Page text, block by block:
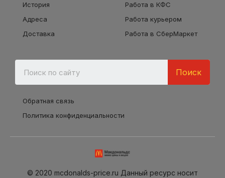
История
Адреса
Доставка
Работа в КФС
Работа курьером
Работа в СберМаркет
Поиск
Обратная связь
Политика конфиденциальности
© 2020 mcdonalds-price.ru Данный ресурс носит